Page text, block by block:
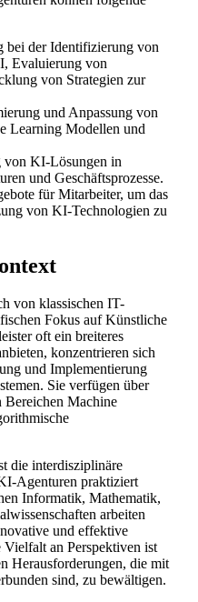
bei der Identifizierung von
Evaluierung von
von Strategien zur
und Anpassung von
Learning Modellen und
von KI-Lösungen in
und Geschäftsprozesse.
für Mitarbeiter, um das
von KI-Technologien zu
von klassischen IT-
Fokus auf Künstliche
oft ein breiteres
konzentrieren sich
und Implementierung
Sie verfügen über
Bereichen Machine
die interdisziplinäre
Agenturen praktiziert
Informatik, Mathematik,
arbeiten
und effektive
an Perspektiven ist
Herausforderungen, die mit
sind, zu bewältigen.